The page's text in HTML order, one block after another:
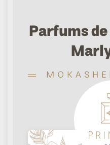
عطر یونیسکس Parfums de